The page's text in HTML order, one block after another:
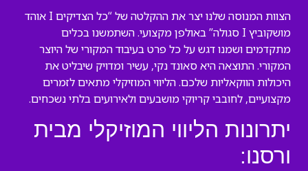
הצוות המנוסה שלנו יצר את ההקלטה של “כל הצדיקים I אוהד
מושקוביץ I סגולה” באולפן מקצועי. השתמשנו בכלים
מתקדמים ושמנו דגש על כל פרט בעיבוד המקורי של היוצר
המקורי. התוצאה היא סאונד נקי, עשיר ומדויק שיבליט את
היכולות הווקאליות שלכם. הליווי המוזיקלי מתאים לזמרים
מקצועיים, לחובבי קריוקי מושבעים ולאירועים בלתי נשכחים.
יתרונות הליווי המוזיקלי מבית
ורסנו: